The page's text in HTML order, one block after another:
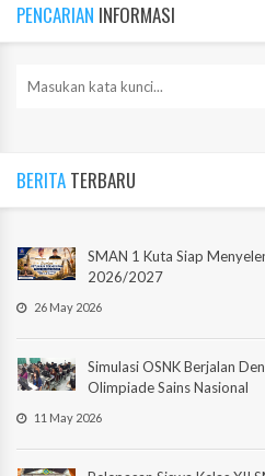
PENCARIAN INFORMASI
BERITA TERBARU
SMAN 1 Kuta Siap
2026/2027
26 May 2026
Simulasi OSNK Berjalan
Olimpiade Sains Nasional
11 May 2026